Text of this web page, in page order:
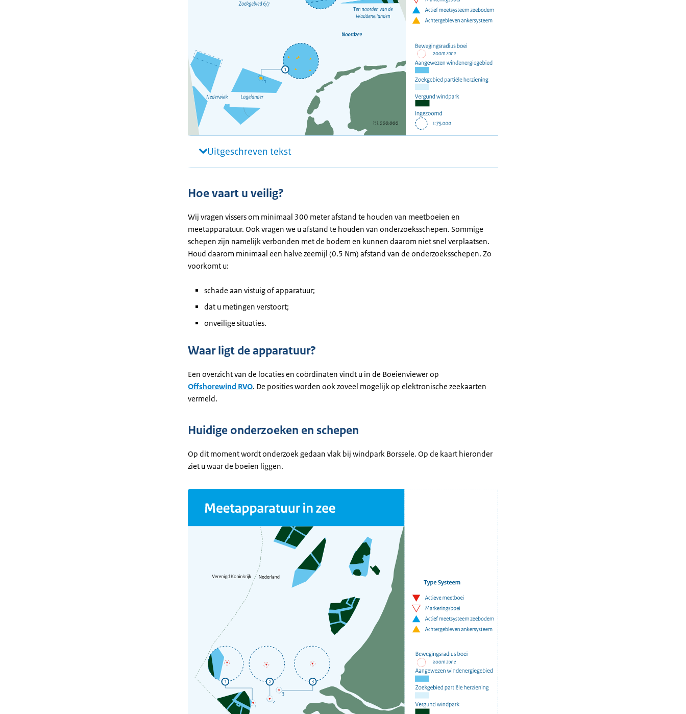
Uitgeschreven tekst
Hoe vaart u veilig?
Wij vragen vissers om minimaal 300 meter afstand te houden van meetboeien en
meetapparatuur. Ook vragen we u afstand te houden van onderzoeksschepen. Sommige
schepen zijn namelijk verbonden met de bodem en kunnen daarom niet snel verplaatsen.
Houd daarom minimaal een halve zeemijl (0.5 Nm) afstand van de onderzoeksschepen. Zo
voorkomt u:
schade aan vistuig of apparatuur;
dat u metingen verstoort;
onveilige situaties.
Waar ligt de apparatuur?
Een overzicht van de locaties en coördinaten vindt u in de Boeienviewer op
Offshorewind RVO. De posities worden ook zoveel mogelijk op elektronische zeekaarten
vermeld.
Huidige onderzoeken en schepen
Op dit moment wordt onderzoek gedaan vlak bij windpark Borssele. Op de kaart hieronder
ziet u waar de boeien liggen.